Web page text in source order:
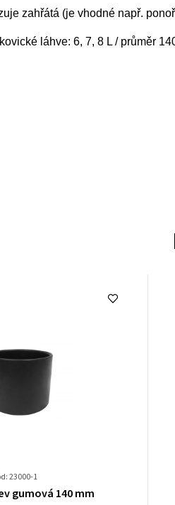
zahřátá (je vhodné např.
láhve: 6, 7, 8 L / průměr
23000-1
Průměrné
gumová 140 mm